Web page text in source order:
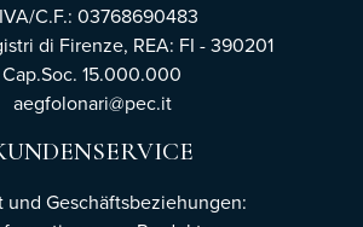
C.F.: 03768690483
di Firenze, REA: FI - 390201
Cap.Soc. 15.000.000
aegfolonari@pec.it
und Geschäftsbeziehungen: